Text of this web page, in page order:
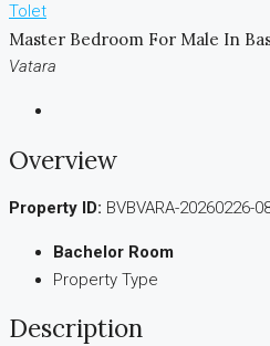
Tolet
Master Bedroom For Male In
Vatara
Overview
Property ID: BVBVARA-20260226-
Bachelor Room
Property Type
Description